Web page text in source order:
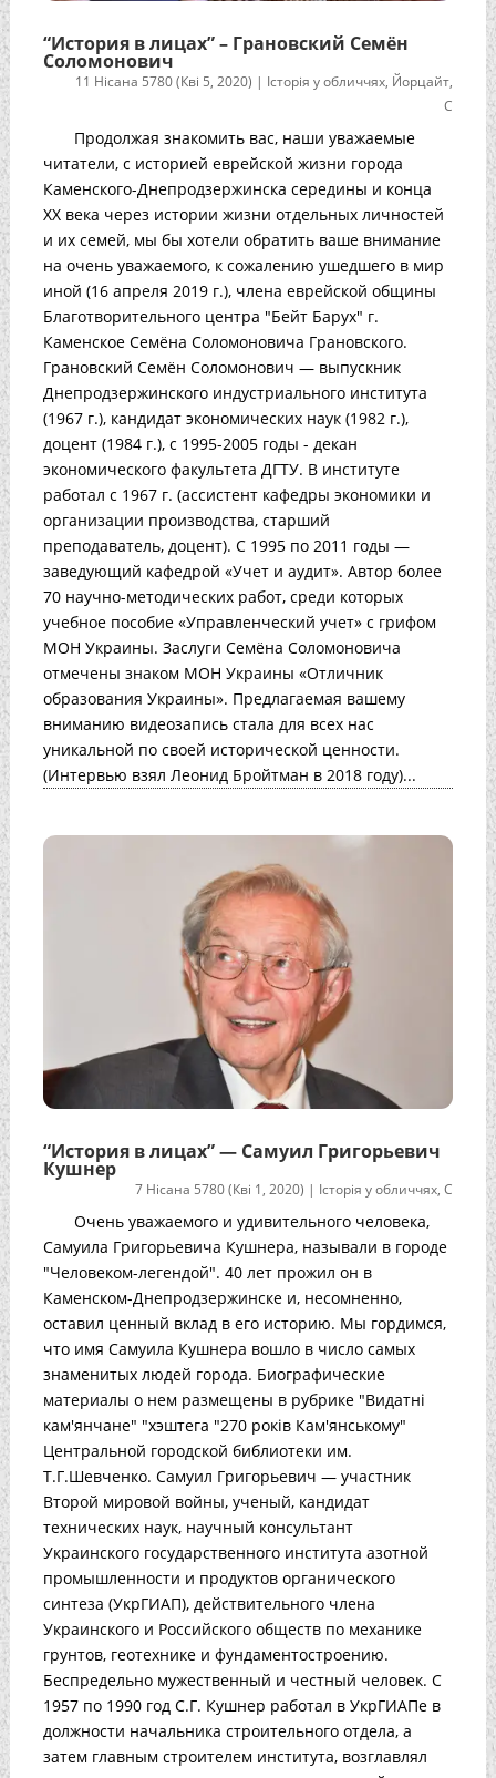
“История в лицах” – Грановский Семён
Соломонович
11 Нісана 5780 (Кві 5, 2020) | Історія у обличчях, Йорцайт,
С
Продолжая знакомить вас, наши уважаемые
читатели, с историей еврейской жизни города
Каменского-Днепродзержинска середины и конца
ХХ века через истории жизни отдельных личностей
и их семей, мы бы хотели обратить ваше внимание
на очень уважаемого, к сожалению ушедшего в мир
иной (16 апреля 2019 г.), члена еврейской общины
Благотворительного центра "Бейт Барух" г.
Каменское Семёна Соломоновича Грановского.
Грановский Семён Соломонович — выпускник
Днепродзержинского индустриального института
(1967 г.), кандидат экономических наук (1982 г.),
доцент (1984 г.), с 1995-2005 годы - декан
экономического факультета ДГТУ. В институте
работал с 1967 г. (ассистент кафедры экономики и
организации производства, старший
преподаватель, доцент). С 1995 по 2011 годы —
заведующий кафедрой «Учет и аудит». Автор более
70 научно-методических работ, среди которых
учебное пособие «Управленческий учет» с грифом
МОН Украины. Заслуги Семёна Соломоновича
отмечены знаком МОН Украины «Отличник
образования Украины». Предлагаемая вашему
вниманию видеозапись стала для всех нас
уникальной по своей исторической ценности.
(Интервью взял Леонид Бройтман в 2018 году)...
“История в лицах” — Самуил Григорьевич
Кушнер
7 Нісана 5780 (Кві 1, 2020) | Історія у обличчях,С
Очень уважаемого и удивительного человека,
Самуила Григорьевича Кушнера, называли в городе
"Человеком-легендой". 40 лет прожил он в
Каменском-Днепродзержинске и, несомненно,
оставил ценный вклад в его историю. Мы гордимся,
что имя Самуила Кушнера вошло в число самых
знаменитых людей города. Биографические
материалы о нем размещены в рубрике "Видатні
кам'янчане" "хэштега "270 років Кам'янському"
Центральной городской библиотеки им.
Т.Г.Шевченко. Самуил Григорьевич — участник
Второй мировой войны, ученый, кандидат
технических наук, научный консультант
Украинского государственного института азотной
промышленности и продуктов органического
синтеза (УкрГИАП), действительного члена
Украинского и Российского обществ по механике
грунтов, геотехнике и фундаментостроению.
Беспредельно мужественный и честный человек. С
1957 по 1990 год С.Г. Кушнер работал в УкрГИАПе в
должности начальника строительного отдела, а
затем главным строителем института, возглавлял